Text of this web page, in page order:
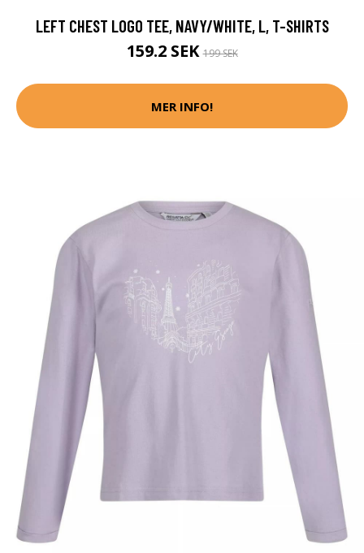
LEFT CHEST LOGO TEE, NAVY/WHITE, L, T-SHIRTS
159.2 SEK199 SEK
MER INFO!